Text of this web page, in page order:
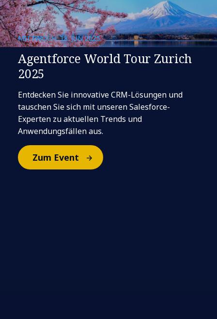
MITTWOCH, 18. JUN 2025
Agentforce World Tour Zurich
2025
Entdecken Sie innovative CRM-Lösungen und
tauschen Sie sich mit unseren Salesforce-
Experten zu aktuellen Trends und
Anwendungsfällen aus.
Zum Event